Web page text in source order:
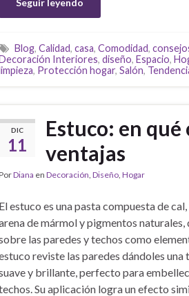
Seguir leyendo
Blog, Calidad, casa, Comodidad,
Interiores, diseño, Espacio,
, Protección hogar, Salón,
DIC
11
Estuco: en qué
ventajas
Diana en Decoración, Diseño, Hogar
El estuco es una pasta compuesta de
de mármol y pigmentos naturales,
las paredes y techos como
reviste las paredes dándoles una
y brillante, perfecto para
Su aplicación logra un efecto